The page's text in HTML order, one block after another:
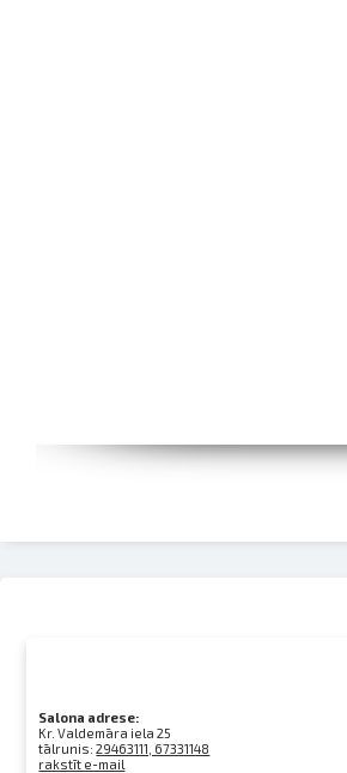
Salona adrese:
Kr. Valdemāra iela 25
tālrunis:29463111, 67331148
rakstīt e-mail